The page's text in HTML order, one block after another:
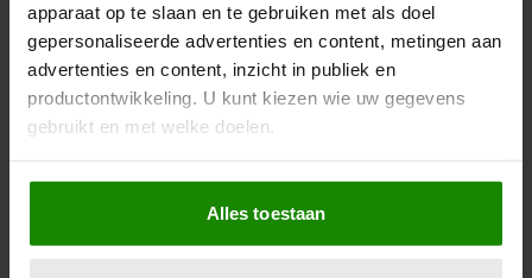
apparaat op te slaan en te gebruiken met als doel
gepersonaliseerde advertenties en content, metingen aan
advertenties en content, inzicht in publiek en
productontwikkeling. U kunt kiezen wie uw gegevens
gebruikt en met welke doelen.
Als u het toestaat, willen we ook graag:
Informatie verzamelen over uw geografische locatie,
die tot een paar meter nauwkeurig kan zijn
Alles toestaan
De nieuwe Mijn Geheim ligt nu in de winkel
Abonneren
Digitaal lezen